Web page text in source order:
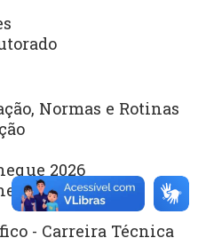
Normas e Rotinas
2026
- Até 2025
- Carreira Técnica